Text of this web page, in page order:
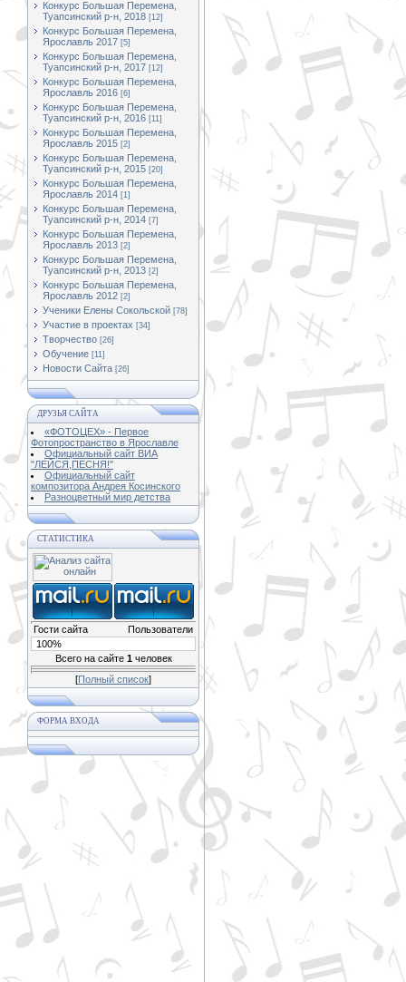
Конкурс Большая Перемена,
Туапсинский р-н, 2018 [12]
Конкурс Большая Перемена,
Ярославль 2017 [5]
Конкурс Большая Перемена,
Туапсинский р-н, 2017 [12]
Конкурс Большая Перемена,
Ярославль 2016 [6]
Конкурс Большая Перемена,
Туапсинский р-н, 2016 [11]
Конкурс Большая Перемена,
Ярославль 2015 [2]
Конкурс Большая Перемена,
Туапсинский р-н, 2015 [20]
Конкурс Большая Перемена,
Ярославль 2014 [1]
Конкурс Большая Перемена,
Туапсинский р-н, 2014 [7]
Конкурс Большая Перемена,
Ярославль 2013 [2]
Конкурс Большая Перемена,
Туапсинский р-н, 2013 [2]
Конкурс Большая Перемена,
Ярославль 2012 [2]
Ученики Елены Сокольской [78]
Участие в проектах [34]
Творчество [26]
Обучение [11]
Новости Сайта [26]
ДРУЗЬЯ САЙТА
«ФОТОЦЕХ» - Первое
Фотопространство в Ярославле
Официальный сайт ВИА
"ЛЕЙСЯ,ПЕСНЯ!"
Официальный сайт
композитора Андрея Косинского
Разноцветный мир детства
СТАТИСТИКА
Гости сайта
Пользователи
100%
Всего на сайте 1человек
[Полный список]
ФОРМА ВХОДА